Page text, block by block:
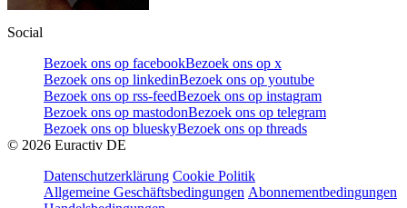
Social
Bezoek ons op facebookBezoek ons op x
Bezoek ons op linkedinBezoek ons op youtube
Bezoek ons op rss-feedBezoek ons op instagram
Bezoek ons op mastodonBezoek ons op telegram
Bezoek ons op blueskyBezoek ons op threads
© 2026 Euractiv DE
Datenschutzerklärung Cookie Politik
Allgemeine Geschäftsbedingungen Abonnementbedingungen